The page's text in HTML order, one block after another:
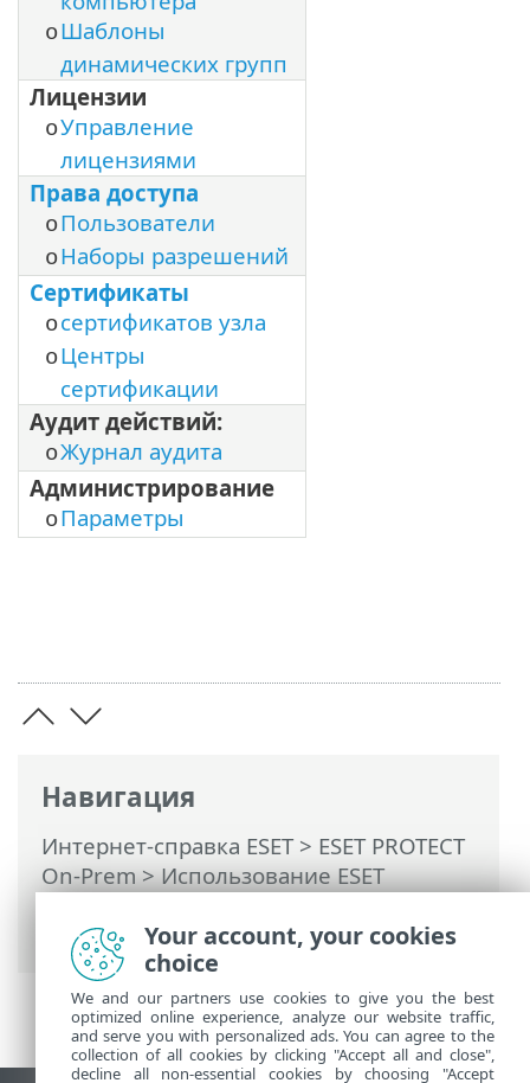
Навигация
Интернет-справка ESET> ESET PROTECT
On-Prem>Использование ESET
Prem Главное меню> Дополнительно
oШаблоны
динамических групп
Лицензии
oУправление
лицензиями
Права доступа
oПользователи
oНаборы разрешений
Сертификаты
oсертификатов узла
oЦентры
сертификации
Аудит действий:
oЖурнал аудита
Администрирование
oПараметры
Your account, your cookies
choice
We and our partners use cookies to give you the best
optimized online experience, analyze our website traffic,
and serve you with personalized ads. You can agree to the
collection of all cookies by clicking "Accept all and close",
decline all non-essential cookies by choosing "Accept